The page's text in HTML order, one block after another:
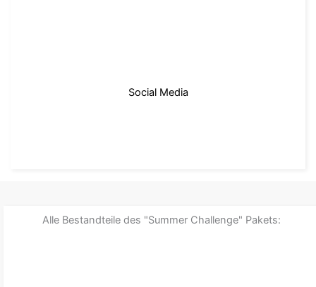
Social Media
Alle Bestandteile des "Summer Challenge" Pakets: